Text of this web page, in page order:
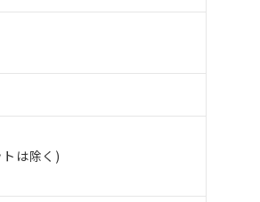
は除く)
、過去に遡って非含有を証明するもので
対応では、対応完了までの期間は出荷製
ました。
ことから、特段のことがない限り、